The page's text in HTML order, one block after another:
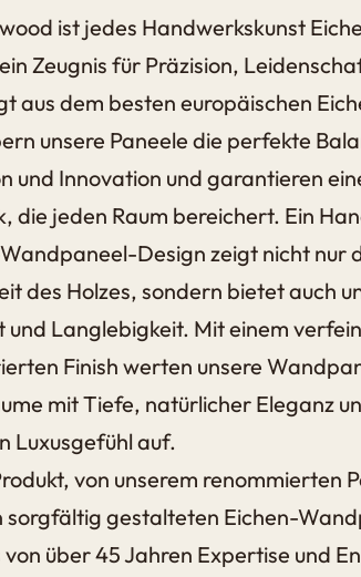
ist jedes Handwerkskunst
Zeugnis für Präzision,
aus dem besten europäischen
unsere Paneele die perfekte
und Innovation und garantieren
die jeden Raum bereichert. Ein
Design zeigt nicht nur
des Holzes, sondern bietet auch
und Langlebigkeit. Mit einem
Finish werten unsere
mit Tiefe, natürlicher Eleganz
Luxusgefühl auf.
von unserem renommierten
sorgfältig gestalteten Eichen-
von über 45 Jahren Expertise und